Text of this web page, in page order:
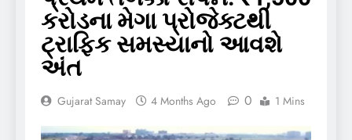
કરોડના મેગા પ્રોજેક્ટથી
ટ્રાફિક સમસ્યાનો આવશે
અંત
Gujarat Samay 4 Months Ago 0 1 Mins